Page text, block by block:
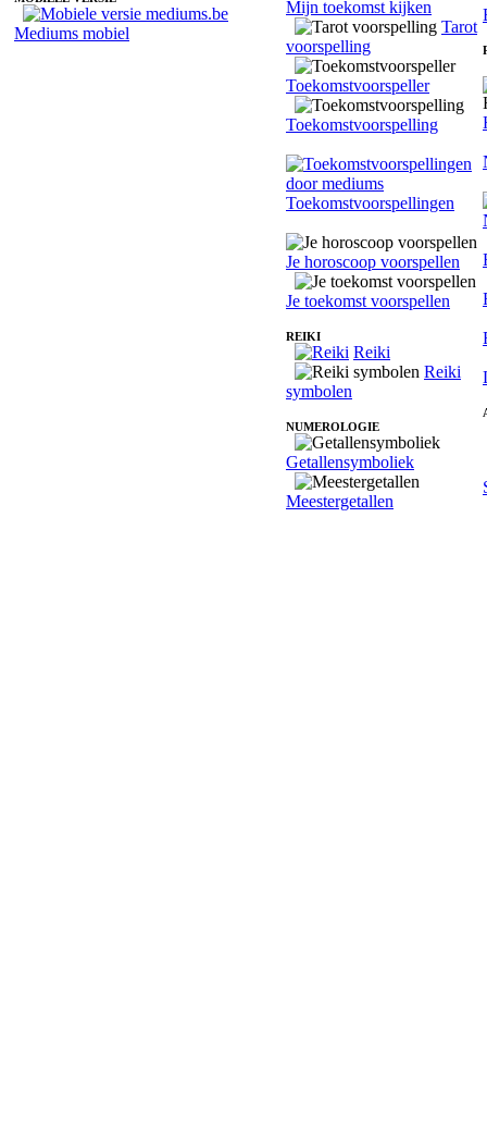
Mediums mobiel
Mijn toekomst kijken
Tarot
voorspelling
Toekomstvoorspeller
Toekomstvoorspelling
Toekomstvoorspellingen
Je horoscoop voorspellen
Je toekomst voorspellen
REIKI
Reiki
Reiki
symbolen
NUMEROLOGIE
Getallensymboliek
Meestergetallen